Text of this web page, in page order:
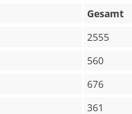
Gesamt
2555
560
676
361